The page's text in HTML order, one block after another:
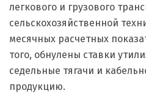
легкового и грузового
сельскохозяйственной
месячных расчетных
того, обнулены ставки
седельные тягачи и
продукцию.